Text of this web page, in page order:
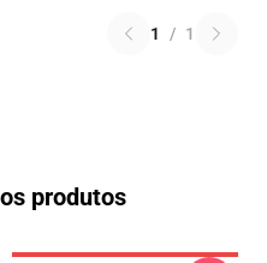
1 / 1
produtos